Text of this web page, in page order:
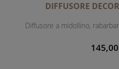
DIFFUSORE
Diffusore a midollino,